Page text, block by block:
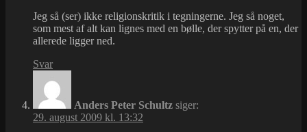
Jeg så (ser) ikke religionskritik i tegningerne. Jeg så noget,
som mest af alt kan lignes med en bølle, der spytter på en, der
allerede ligger ned.
Svar
Anders Peter Schultz siger:
29. august 2009 kl. 13:32